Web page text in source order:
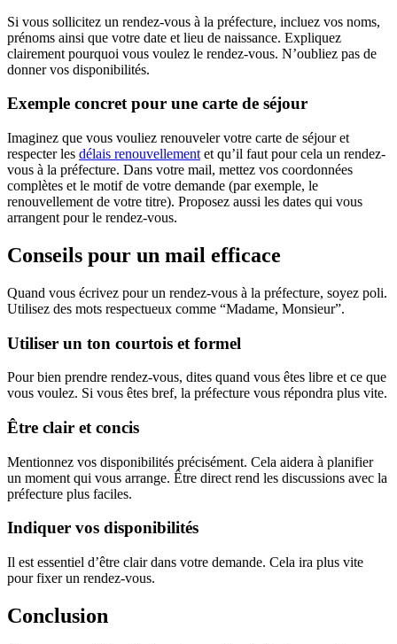
Si vous sollicitez un rendez-vous à la préfecture, incluez vos noms,
prénoms ainsi que votre date et lieu de naissance. Expliquez
clairement pourquoi vous voulez le rendez-vous. N’oubliez pas de
donner vos disponibilités.
Exemple concret pour une carte de séjour
Imaginez que vous vouliez renouveler votre carte de séjour et
respecter les délais renouvellement et qu’il faut pour cela un rendez-
vous à la préfecture. Dans votre mail, mettez vos coordonnées
complètes et le motif de votre demande (par exemple, le
renouvellement de votre titre). Proposez aussi les dates qui vous
arrangent pour le rendez-vous.
Conseils pour un mail efficace
Quand vous écrivez pour un rendez-vous à la préfecture, soyez poli.
Utilisez des mots respectueux comme “Madame, Monsieur”.
Utiliser un ton courtois et formel
Pour bien prendre rendez-vous, dites quand vous êtes libre et ce que
vous voulez. Si vous êtes bref, la préfecture vous répondra plus vite.
Être clair et concis
Mentionnez vos disponibilités précisément. Cela aidera à planifier
un moment qui vous arrange. Être direct rend les discussions avec la
préfecture plus faciles.
Indiquer vos disponibilités
Il est essentiel d’être clair dans votre demande. Cela ira plus vite
pour fixer un rendez-vous.
Conclusion